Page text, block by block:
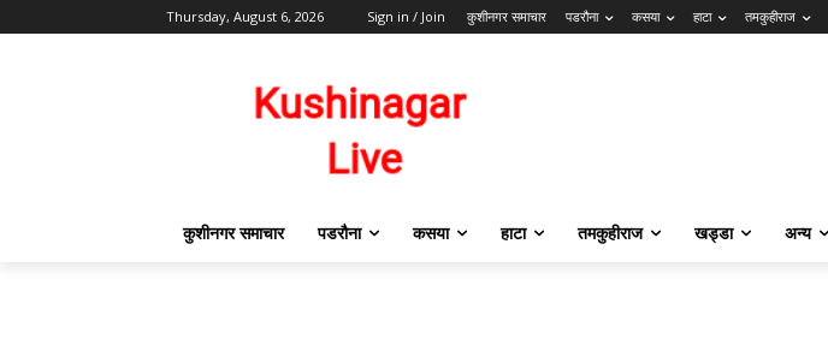
Thursday, August 6, 2026 Sign in / Join कुशीनगर समाचार पडरौना कसया हाटा तमकुहीराज
कुशीनगर समाचार पडरौना कसया हाटा तमकुहीराज खड्डा अन्य